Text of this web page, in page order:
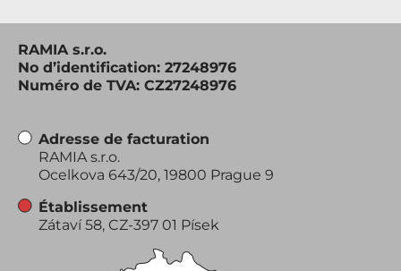
RAMIA s.r.o.
No d’identification: 27248976
Numéro de TVA: CZ27248976
Adresse de facturation
RAMIA s.r.o.
Ocelkova 643/20, 19800 Prague 9
Établissement
Zátaví 58, CZ-397 01 Písek